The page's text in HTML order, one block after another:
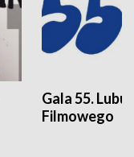
Gala 55.
Filmowego